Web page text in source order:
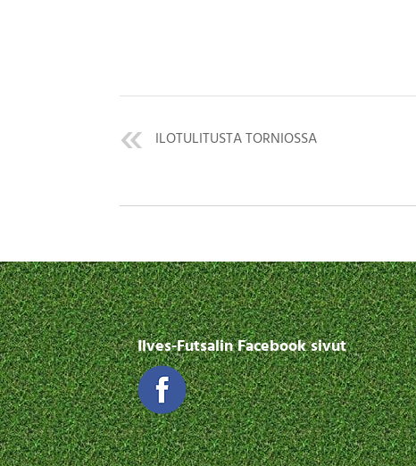
ILOTULITUSTA TORNIOSSA
Ilves-Futsalin Facebook sivut